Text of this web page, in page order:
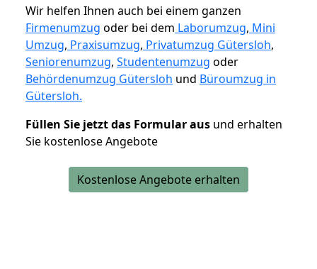
Wir helfen Ihnen auch bei einem ganzen
Firmenumzug oder bei dem Laborumzug, Mini
Umzug, Praxisumzug, Privatumzug Gütersloh,
Seniorenumzug, Studentenumzug oder
Behördenumzug Gütersloh und Büroumzug in
Gütersloh.
Füllen Sie jetzt das Formular aus und erhalten
Sie kostenlose Angebote
Kostenlose Angebote erhalten